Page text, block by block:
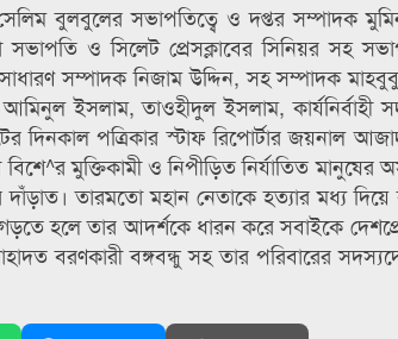
বুলবুলের সভাপতিত্বে ও দপ্তর সম্পাদক
সভাপতি ও সিলেট প্রেসক্লাবের সিনিয়র সহ
সম্পাদক নিজাম উদ্দিন, সহ সম্পাদক
ইসলাম, তাওহীদুল ইসলাম,
দিনকাল পত্রিকার স্টাফ রিপোর্টার জয়নাল
মুক্তিকামী ও নিপীড়িত নির্যাতিত মানুষের
তারমতো মহান নেতাকে হত্যার মধ্য দিয়ে
গড়তে হলে তার আদর্শকে ধারন করে সবাইকে
বরণকারী বঙ্গবন্ধু সহ তার পরিবারের